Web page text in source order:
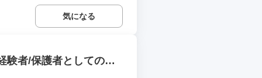
気になる
験者/保護者としての中